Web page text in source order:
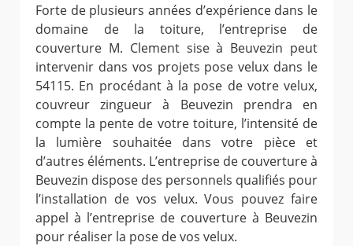
Forte de plusieurs années d’expérience dans le
domaine de la toiture, l’entreprise de
couverture M. Clement sise à Beuvezin peut
intervenir dans vos projets pose velux dans le
54115. En procédant à la pose de votre velux,
couvreur zingueur à Beuvezin prendra en
compte la pente de votre toiture, l’intensité de
la lumière souhaitée dans votre pièce et
d’autres éléments. L’entreprise de couverture à
Beuvezin dispose des personnels qualifiés pour
l’installation de vos velux. Vous pouvez faire
appel à l’entreprise de couverture à Beuvezin
pour réaliser la pose de vos velux.